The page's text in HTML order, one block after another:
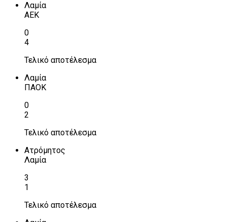
Λαμία
ΑΕΚ
0
4
Τελικό αποτέλεσμα
Λαμία
ΠΑΟΚ
0
2
Τελικό αποτέλεσμα
Ατρόμητος
Λαμία
3
1
Τελικό αποτέλεσμα